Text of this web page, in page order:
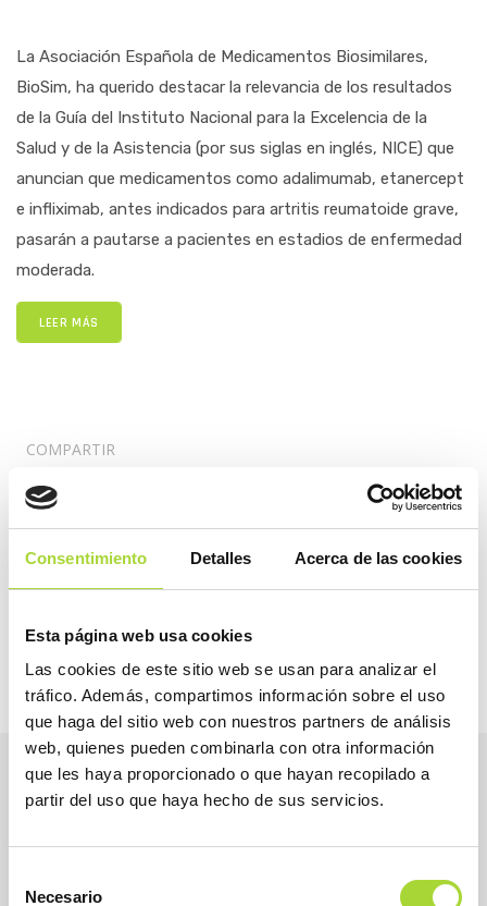
Consentimiento Detalles Acerca de las cookies
Esta página web usa cookies
Las cookies de este sitio web se usan para analizar el
tráfico. Además, compartimos información sobre el uso
que haga del sitio web con nuestros partners de análisis
web, quienes pueden combinarla con otra información
que les haya proporcionado o que hayan recopilado a
partir del uso que haya hecho de sus servicios.
Necesario
La Asociación Española de Medicamentos Biosimilares,
BioSim, ha querido destacar la relevancia de los resultados
de la Guía del Instituto Nacional para la Excelencia de la
Salud y de la Asistencia (por sus siglas en inglés, NICE) que
anuncian que medicamentos como adalimumab, etanercept
e infliximab, antes indicados para artritis reumatoide grave,
pasarán a pautarse a pacientes en estadios de enfermedad
moderada.
LEER MÁS
COMPARTIR
2026